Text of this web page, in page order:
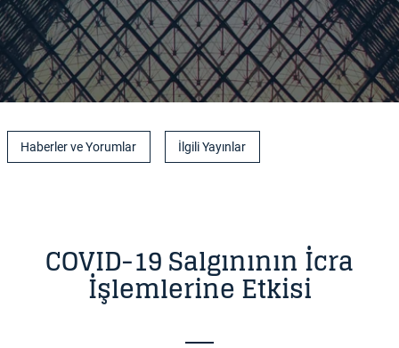
Haberler ve Yorumlar İlgili Yayınlar
COVID-19 Salgınının İcra
İşlemlerine Etkisi